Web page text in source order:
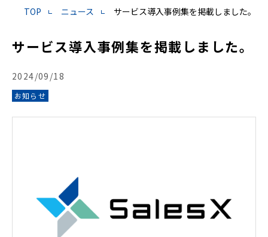
TOP ニュース サービス導入事例集を掲載しました。
サービス導入事例集を掲載しました。
2024/09/18
お知らせ